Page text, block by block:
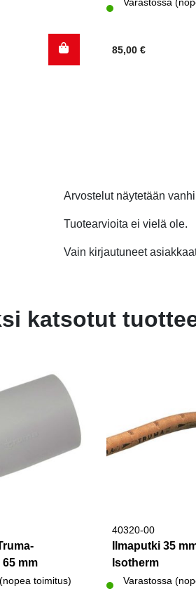
Varastossa
85,00 €
Arvostelut näytetään
Tuotearvioita ei vielä ole.
Vain kirjautuneet
katsotut
mm
toimitus)
40320-00
Ilmaputki 35
Isotherm
Varastossa